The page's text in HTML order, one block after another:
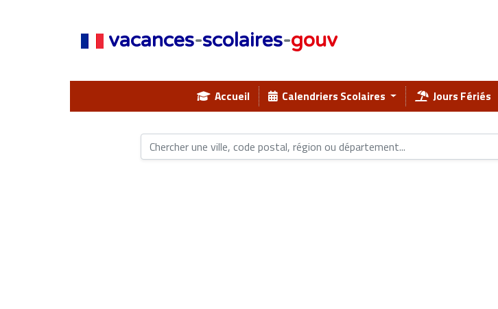
vacances-scolaires-gouv
Accueil Calendriers Scolaires Jours Fériés